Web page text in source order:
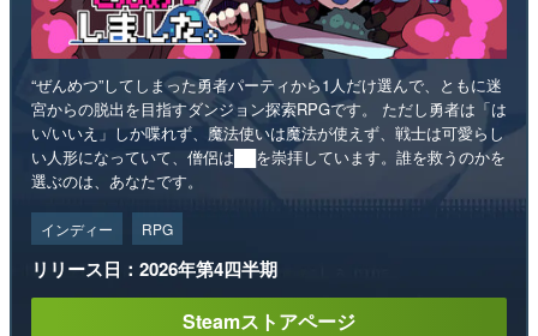
“ぜんめつ”してしまった勇者パーティから1人だけ選んで、ともに迷
宮からの脱出を目指すダンジョン探索RPGです。 ただし勇者は「は
い/いいえ」しか喋れず、魔法使いは魔法が使えず、戦士は可愛らし
い人形になっていて、僧侶は██を崇拝しています。誰を救うのかを
選ぶのは、あなたです。
インディー RPG
リリース日：2026年第4四半期
Steamストアページ